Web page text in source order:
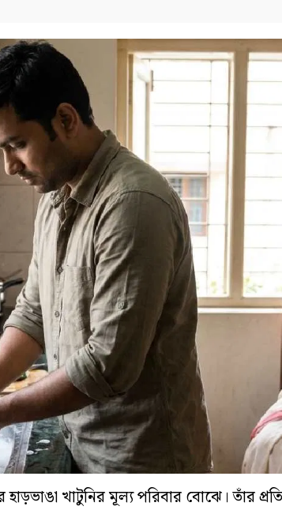
খাটুনির মূল্য পরিবার বোঝে। তাঁর